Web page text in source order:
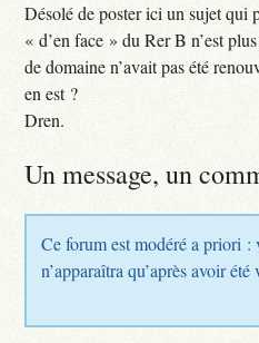
Désolé de poster ici un sujet qui
« d’en face » du Rer B n’est
de domaine n’avait pas été
en est ?
Dren.
Un message, un
Ce forum est modéré a priori :
n’apparaîtra qu’après avoir